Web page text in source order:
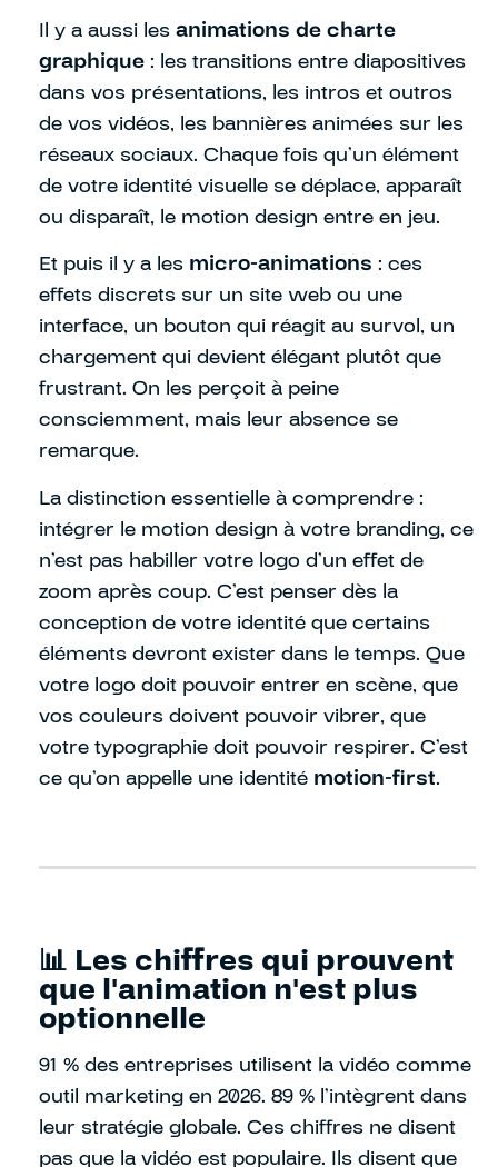
Il y a aussi lesanimations de charte
graphique: les transitions entre diapositives
dans vos présentations, les intros et outros
de vos vidéos, les bannières animées sur les
réseaux sociaux. Chaque fois qu’un élément
de votre identité visuelle se déplace, apparaît
ou disparaît, le motion design entre en jeu.
Et puis il y a les micro-animations : ces
effets discrets sur un site web ou une
interface, un bouton qui réagit au survol, un
chargement qui devient élégant plutôt que
frustrant. On les perçoit à peine
consciemment, mais leur absence se
remarque.
La distinction essentielle à comprendre :
intégrer le motion design à votre branding, ce
n’est pas habiller votre logo d’un effet de
zoom après coup. C’est penser dès la
conception de votre identité que certains
éléments devront exister dans le temps. Que
votre logo doit pouvoir entrer en scène, que
vos couleurs doivent pouvoir vibrer, que
votre typographie doit pouvoir respirer. C’est
ce qu’on appelle une identité motion-first.
📊 Les chiffres qui prouvent
que l'animation n'est plus
optionnelle
91 % des entreprises utilisent la vidéo comme
outil marketing en 2026. 89 % l’intègrent dans
leur stratégie globale. Ces chiffres ne disent
pas que la vidéo est populaire. Ils disent que